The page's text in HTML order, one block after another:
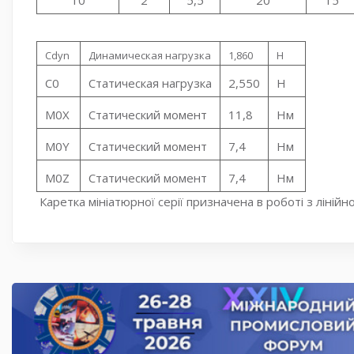
Cdyn Динамическая нагрузка 1,860 Н
C0 Статическая нагрузка 2,550
Н
M0X
Статический момент 11,8
Нм
M0Y
Статический момент 7,4
Нм
M0Z
Статический момент 7,4
Нм
Каретка мініатюрної серії призначена в роботі з